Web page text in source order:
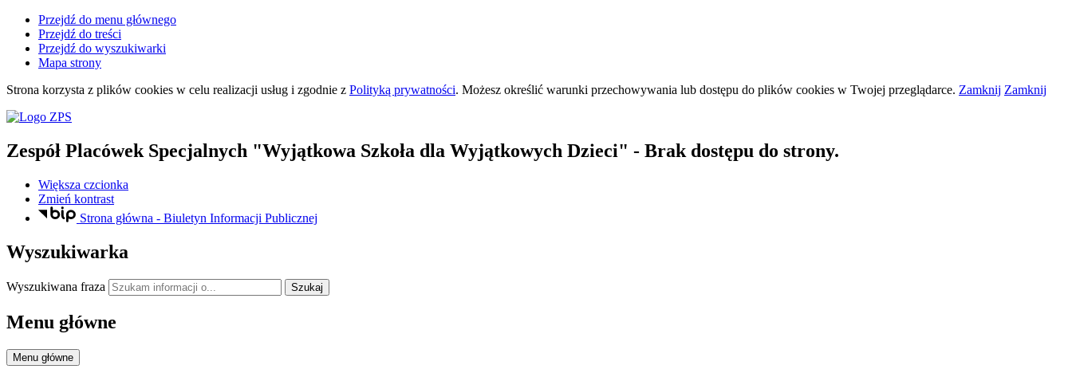
Przejdź do menu głównego
Przejdź do treści
Przejdź do wyszukiwarki
Mapa strony
Strona korzysta z plików cookies w celu realizacji usług i zgodnie z Polityką prywatności. Możesz określić warunki przechowywania lub dostępu do plików cookies w Twojej przeglądarce. Zamknij Zamknij
Zespół Placówek Specjalnych "Wyjątkowa Szkoła dla Wyjątkowych Dzieci" - Brak dostępu do strony.
Większa czcionka
Zmień kontrast
Strona główna - Biuletyn Informacji Publicznej
Wyszukiwarka
Wyszukiwana fraza Szukaj
Menu główne
Menu główne